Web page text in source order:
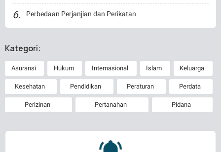
Perbedaan Perjanjian dan Perikatan
Kategori:
Asuransi Hukum Internasional Islam Keluarga
Kesehatan Pendidikan Peraturan Perdata
Perizinan Pertanahan Pidana